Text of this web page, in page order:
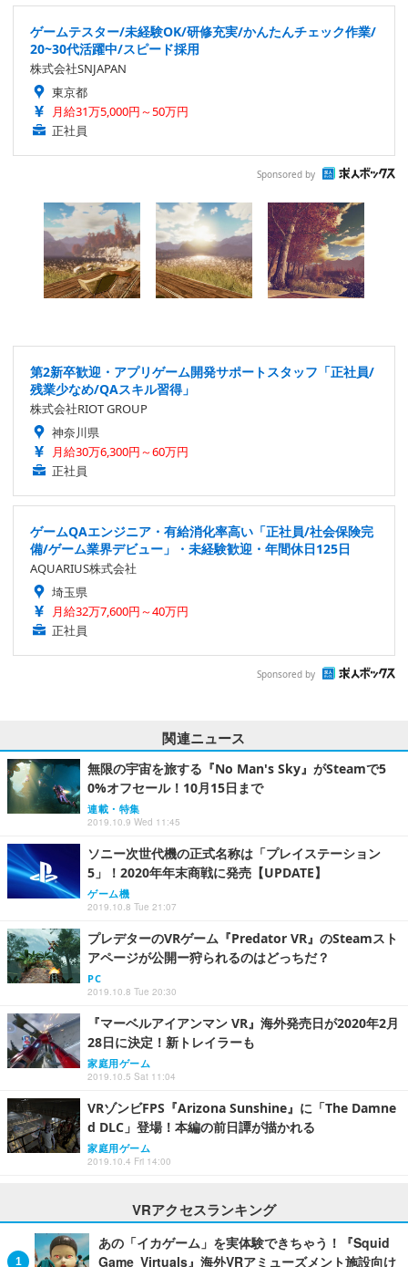
ゲームテスター/未経験OK/研修充実/かんたんチェック作業/
20~30代活躍中/スピード採用
株式会社SNJAPAN
東京都
月給31万5,000円～50万円
正社員
Sponsored by
第2新卒歓迎・アプリゲーム開発サポートスタッフ「正社員/
残業少なめ/QAスキル習得」
株式会社RIOT GROUP
神奈川県
月給30万6,300円～60万円
正社員
ゲームQAエンジニア・有給消化率高い「正社員/社会保険完
備/ゲーム業界デビュー」・未経験歓迎・年間休日125日
AQUARIUS株式会社
埼玉県
月給32万7,600円～40万円
正社員
Sponsored by
関連ニュース
無限の宇宙を旅する『No Man's Sky』がSteamで5
0%オフセール！10月15日まで
連載・特集
2019.10.9 Wed 11:45
ソニー次世代機の正式名称は「プレイステーション
5」！2020年年末商戦に発売【UPDATE】
ゲーム機
2019.10.8 Tue 21:07
プレデターのVRゲーム『Predator VR』のSteamスト
アページが公開ー狩られるのはどっちだ？
PC
2019.10.8 Tue 20:30
『マーベルアイアンマン VR』海外発売日が2020年2月
28日に決定！新トレイラーも
家庭用ゲーム
2019.10.5 Sat 11:04
VRゾンビFPS『Arizona Sunshine』に「The Damne
d DLC」登場！本編の前日譚が描かれる
家庭用ゲーム
2019.10.4 Fri 14:00
VRアクセスランキング
あの「イカゲーム」を実体験できちゃう！『Squid
Game Virtuals』海外VRアミューズメント施設向け